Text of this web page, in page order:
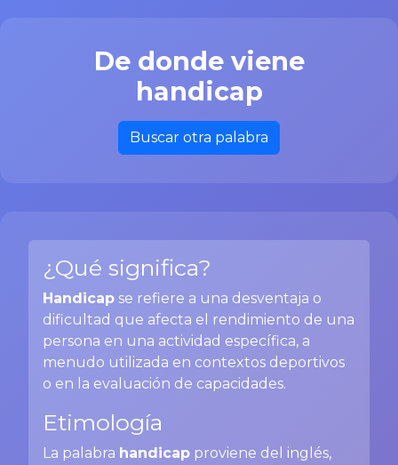
De donde viene
handicap
Buscar otra palabra
¿Qué significa?
Handicap se refiere a una desventaja o
dificultad que afecta el rendimiento de una
persona en una actividad específica, a
menudo utilizada en contextos deportivos
o en la evaluación de capacidades.
Etimología
La palabra handicap proviene del inglés,